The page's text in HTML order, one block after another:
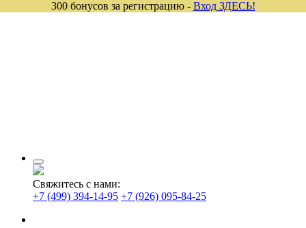
Свяжитесь с нами:
+7 (499) 394-14-95 +7 (926) 095-84-25
300 бонусов за регистрацию - Вход ЗДЕСЬ!